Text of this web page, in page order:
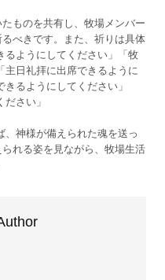
ものを共有し、牧場メンバー
べきです。また、祈りは具体
るようにしてください」「牧
主日礼拝に出席できるように
るようにしてください」
さい」
神様が備えられた魂を送っ
れる姿を見ながら、牧場生活